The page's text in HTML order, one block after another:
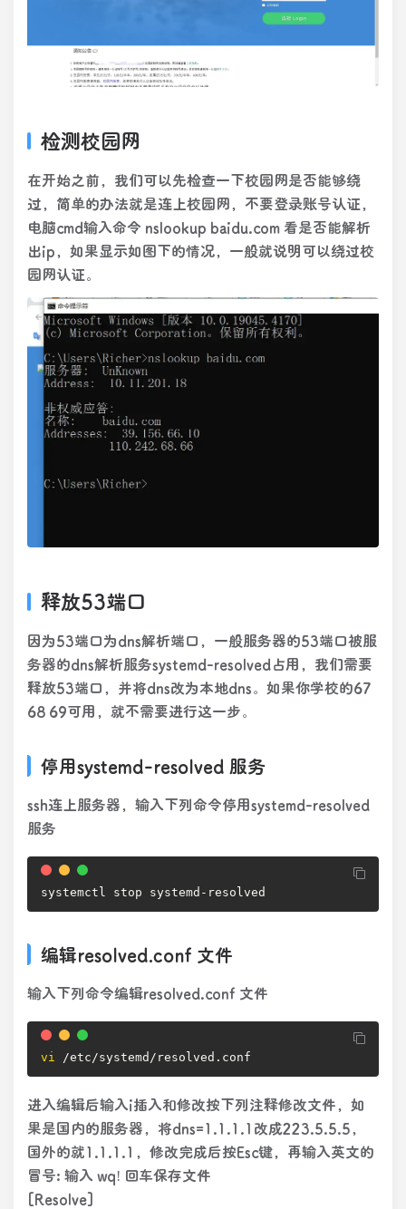
检测校园网
在开始之前，我们可以先检查一下校园网是否能够绕
过，简单的办法就是连上校园网，不要登录账号认证，
电脑cmd输入命令 nslookup baidu.com 看是否能解析
出ip，如果显示如图下的情况，一般就说明可以绕过校
园网认证。
释放53端口
因为53端口为dns解析端口，一般服务器的53端口被服
务器的dns解析服务systemd-resolved占用，我们需要
释放53端口，并将dns改为本地dns。如果你学校的67
68 69可用，就不需要进行这一步。
停用systemd-resolved 服务
ssh连上服务器，输入下列命令停用systemd-resolved
服务
systemctl stop systemd-resolved
编辑resolved.conf 文件
输入下列命令编辑resolved.conf 文件
vi /etc/systemd/resolved.conf
进入编辑后输入i插入和修改按下列注释修改文件，如
果是国内的服务器，将dns=1.1.1.1改成223.5.5.5，
国外的就1.1.1.1，修改完成后按Esc键，再输入英文的
冒号: 输入 wq! 回车保存文件
[Resolve]